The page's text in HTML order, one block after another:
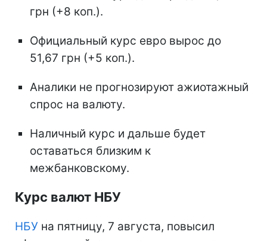
грн (+8 коп.).
Официальный курс евро вырос до
51,67 грн (+5 коп.).
Аналики не прогнозируют ажиотажный
спрос на валюту.
Наличный курс и дальше будет
оставаться близким к
межбанковскому.
Курс валют НБУ
НБУ на пятницу, 7 августа, повысил